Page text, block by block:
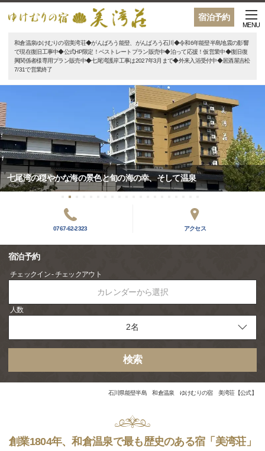
宿泊予約
MENU
和倉温泉ゆけむりの宿美湾荘◆がんばろう能登、がんばろう石川◆令和6年能登半島地震の影響
で現在復旧工事中◆公式HP限定！ベストレートプラン販売中◆泊って応援！仮営業中◆復旧復
興関係者様専用プラン販売中◆七尾湾護岸工事は2027年3月まで◆外来入浴受付中◆居酒屋吉松
7/31で営業終了
七尾湾の穏やかな海の景色と旬の海の幸、そして温泉
0767-62-2323 アクセス
宿泊予約
チェックイン - チェックアウト
カレンダーから選択
人数
検索
石川県能登半島 和倉温泉 ゆけむりの宿 美湾荘【公式】
創業1804年、和倉温泉で最も歴史のある宿「美湾荘」